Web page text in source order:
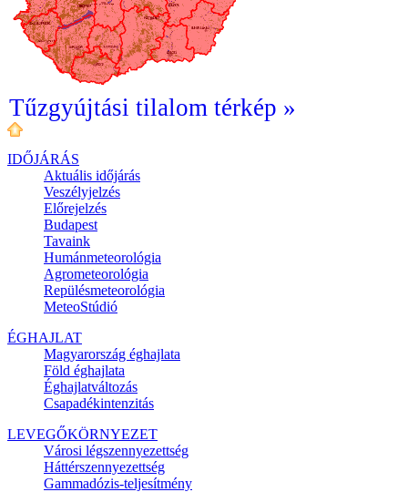
Tűzgyújtási tilalom térkép »
IDŐJÁRÁS
Aktuális időjárás
Veszélyjelzés
Előrejelzés
Budapest
Tavaink
Humánmeteorológia
Agrometeorológia
Repülésmeteorológia
MeteoStúdió
ÉGHAJLAT
Magyarország éghajlata
Föld éghajlata
Éghajlatváltozás
Csapadékintenzitás
LEVEGŐKÖRNYEZET
Városi légszennyezettség
Háttérszennyezettség
Gammadózis-teljesítmény